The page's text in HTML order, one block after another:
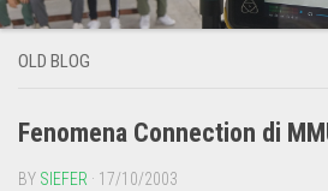
OLD BLOG
Fenomena Connection di
BY SIEFER · 17/10/2003